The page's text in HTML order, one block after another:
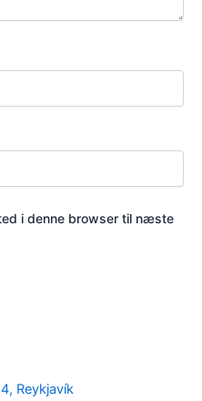
i denne browser til næste